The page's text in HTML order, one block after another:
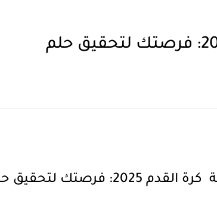
كرة القدم